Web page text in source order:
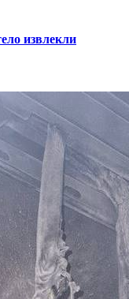
извлекли